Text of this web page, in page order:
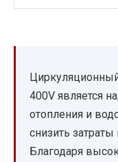
400V является
отопления и
снизить
Благодаря